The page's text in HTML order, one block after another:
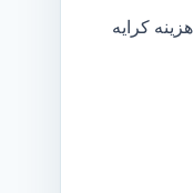
کرایه